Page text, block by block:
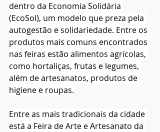
dentro da Economia Solidária
(EcoSol), um modelo que preza pela
autogestão e solidariedade. Entre os
produtos mais comuns encontrados
nas feiras estão alimentos agrícolas,
como hortaliças, frutas e legumes,
além de artesanatos, produtos de
higiene e roupas.
Entre as mais tradicionais da cidade
está a Feira de Arte e Artesanato da